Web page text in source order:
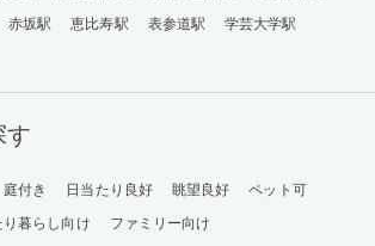
赤坂駅 恵比寿駅 表参道駅
学芸大学駅
す
庭付き 日当たり良好 眺望良好
ペット可
り暮らし向け ファミリー向け